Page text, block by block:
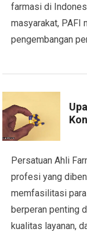
farmasi di
masyarakat, PAFI
pengembangan
Persatuan Ahli
profesi yang
memfasilitasi
berperan penting
kualitas layanan,